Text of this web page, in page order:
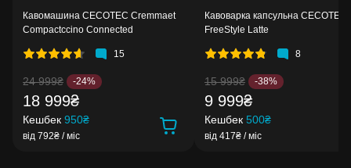
Кавомашина CECOTEC Cremmaet
Compactccino Connected
15
24 999₴ -24%
18 999₴
Кешбек 950₴
від 792₴ / міс
Кавоварка капсульна CECOTEC
FreeStyle Latte
8
15 999₴ -38%
9 999₴
Кешбек 500₴
від 417₴ / міс